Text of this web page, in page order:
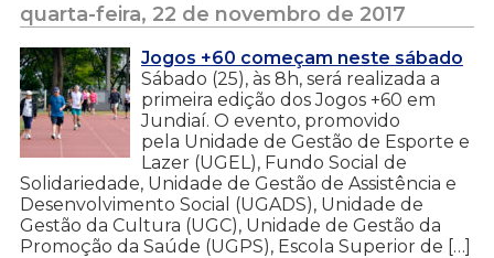
quarta-feira, 22 de novembro de 2017
Jogos +60 começam neste sábado
Sábado (25), às 8h, será realizada a
primeira edição dos Jogos +60 em
Jundiaí. O evento, promovido
pela Unidade de Gestão de Esporte e
Lazer (UGEL), Fundo Social de
Solidariedade, Unidade de Gestão de Assistência e
Desenvolvimento Social (UGADS), Unidade de
Gestão da Cultura (UGC), Unidade de Gestão da
Promoção da Saúde (UGPS), Escola Superior de […]